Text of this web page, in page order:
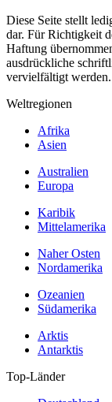
Diese Seite stellt
dar. Für Richtigkeit
Haftung
ausdrückliche
vervielfältigt werden.
Weltregionen
Afrika
Asien
Australien
Europa
Karibik
Mittelamerika
Naher Osten
Nordamerika
Ozeanien
Südamerika
Arktis
Antarktis
Top-Länder